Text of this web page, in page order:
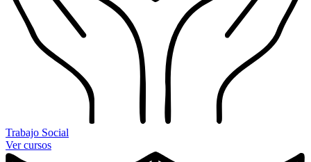
Trabajo Social
Ver cursos